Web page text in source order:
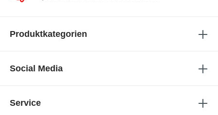
Produktkategorien
Social Media
Service